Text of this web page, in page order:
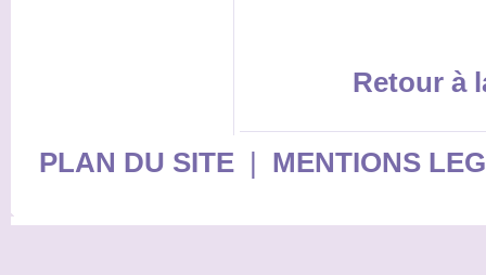
Retour à
PLAN DU SITE| MENTIONS